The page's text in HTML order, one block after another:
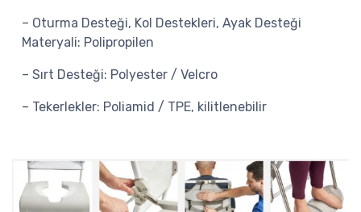
– Oturma Desteği, Kol Destekleri, Ayak Desteği
Materyali: Polipropilen
– Sırt Desteği: Polyester / Velcro
– Tekerlekler: Poliamid / TPE, kilitlenebilir